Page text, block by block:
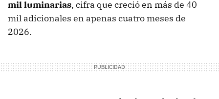
mil luminarias, cifra que creció en más de 40
mil adicionales en apenas cuatro meses de
2026.